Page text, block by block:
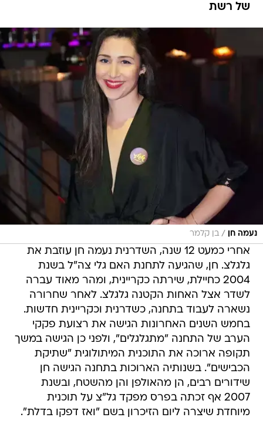
של רשת
נעמה חן / בן קלמר
אחרי כמעט 12 שנה, השדרנית נעמה חן עוזבת את
גלגלצ. חן, שהגיעה לתחנת האם גלי צה"ל בשנת
2004 כחיילת, שירתה כקריינית, ומהר מאוד עברה
לשדר אצל האחות הקטנה גלגלצ. לאחר שחרורה
נשארה לעבוד בתחנה, כשדרנית וכקריינית חדשות.
בחמש השנים האחרונות הגישה את רצועת פקקי
הערב של התחנה "מתגלגלים", ולפני כן הגישה במשך
תקופה ארוכה את התוכנית המיתולוגית "שתיקת
הכבישים". בשנותיה הארוכות בתחנה הגישה חן
שידורים רבים, הן מהאולפן והן מהשטח, ובשנת
2007 אף זכתה בפרס מפקד גל"צ על תוכנית
מיוחדת שיצרה ליום הזיכרון בשם "ואז דפקו בדלת".